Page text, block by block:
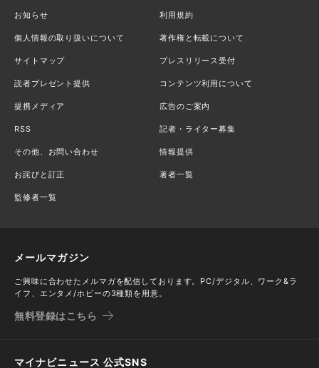
お知らせ 利用規約
個人情報の取り扱いについて 著作権と転載について
サイトマップ プレスリリース受付
読者プレゼント提供 コンテンツ利用について
提携メディア 広告のご案内
RSS 記者・ライター募集
その他、お問い合わせ 情報提供
お詫びと訂正 著者一覧
監修者一覧
メールマガジン
ご興味に合わせたメルマガを配信しております。PC/デジタル、ワーク&ラ
イフ、エンタメ/ホビーの3種類を用意。
無料登録はこちら
マイナビニュース 公式SNS